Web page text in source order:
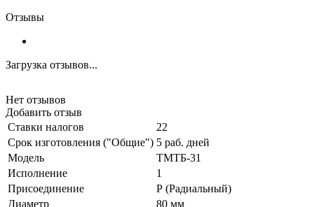
Отзывы
Загрузка отзывов...
Нет отзывов
Добавить отзыв
Ставки налогов
22
Срок изготовления ("Общие") 5 раб. дней
Модель
ТМТБ-31
Исполнение
1
Присоединение
Р (Радиальный)
Диаметр
80 мм